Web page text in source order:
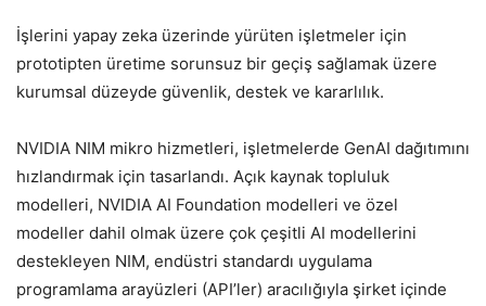
İşlerini yapay zeka üzerinde yürüten işletmeler için
prototipten üretime sorunsuz bir geçiş sağlamak üzere
kurumsal düzeyde güvenlik, destek ve kararlılık.
NVIDIA NIM mikro hizmetleri, işletmelerde GenAI dağıtımını
hızlandırmak için tasarlandı. Açık kaynak topluluk
modelleri, NVIDIA AI Foundation modelleri ve özel
modeller dahil olmak üzere çok çeşitli AI modellerini
destekleyen NIM, endüstri standardı uygulama
programlama arayüzleri (API’ler) aracılığıyla şirket içinde